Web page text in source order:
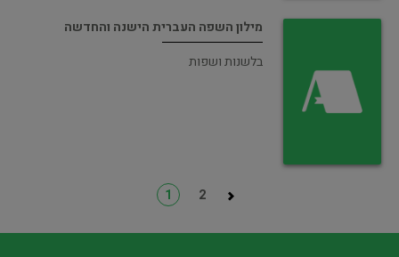
מילון השפה העברית הישנה והחדשה
בלשנות ושפות
1 2